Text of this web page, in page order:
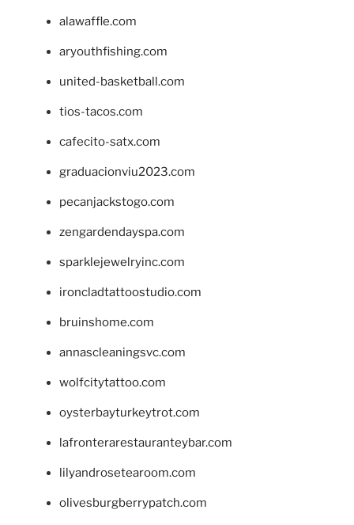
alawaffle.com
aryouthfishing.com
united-basketball.com
tios-tacos.com
cafecito-satx.com
graduacionviu2023.com
pecanjackstogo.com
zengardendayspa.com
sparklejewelryinc.com
ironcladtattoostudio.com
bruinshome.com
annascleaningsvc.com
wolfcitytattoo.com
oysterbayturkeytrot.com
lafronterarestauranteybar.com
lilyandrosetearoom.com
olivesburgberrypatch.com